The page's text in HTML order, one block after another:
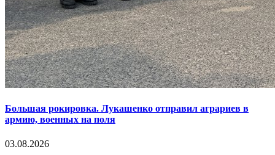
Большая рокировка. Лукашенко отправил аграриев в
армию, военных на поля
03.08.2026